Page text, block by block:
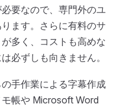
要なので、専門外のユ
ます。さらに有料のサ
多く、コストも高めな
必ずしも向きません。
手作業による字幕作成
帳や Microsoft Word